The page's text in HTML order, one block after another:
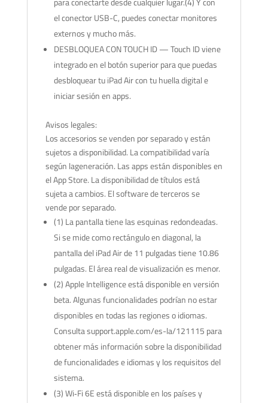
el conector USB-C, puedes conectar monitores
externos y mucho más.
DESBLOQUEA CON TOUCH ID — Touch ID viene
integrado en el botón superior para que puedas
desbloquear tu iPad Air con tu huella digital e
iniciar sesión en apps.
Avisos legales:
Los accesorios se venden por separado y están
sujetos a disponibilidad. La compatibilidad varía
según lageneración. Las apps están disponibles en
el App Store. La disponibilidad de títulos está
sujeta a cambios. El software de terceros se
vende por separado.
(1) La pantalla tiene las esquinas redondeadas.
Si se mide como rectángulo en diagonal, la
pantalla del iPad Air de 11 pulgadas tiene 10.86
pulgadas. El área real de visualización es menor.
(2) Apple Intelligence está disponible en versión
beta. Algunas funcionalidades podrían no estar
disponibles en todas las regiones o idiomas.
Consulta support.apple.com/es-la/121115 para
obtener más información sobre la disponibilidad
de funcionalidades e idiomas y los requisitos del
sistema.
(3) Wi‐Fi 6E está disponible en los países y